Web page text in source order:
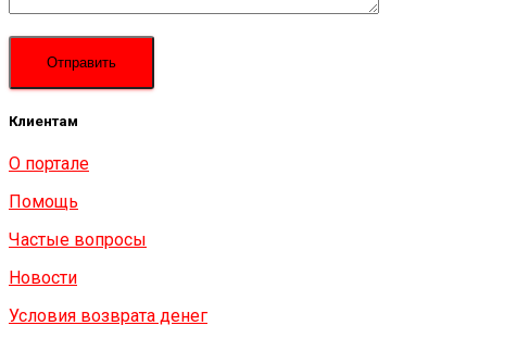
Клиентам
О портале
Помощь
Частые вопросы
Новости
Условия возврата денег